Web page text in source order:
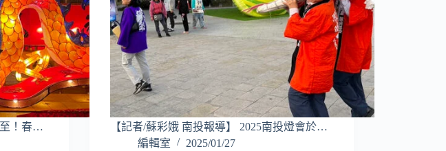
至！春…
【記者/蘇彩娥 南投報導】 2025南投燈會於…
編輯室
2025/01/27